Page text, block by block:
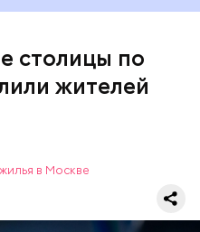
столицы по
жителей
в Москве
получили
и необходимым
где проживали
социальные
кафе, сервисы
правительства
городского